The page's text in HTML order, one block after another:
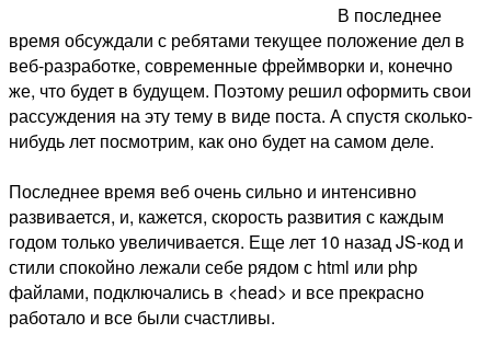
В последнее
время обсуждали с ребятами текущее положение дел в
веб-разработке, современные фреймворки и, конечно
же, что будет в будущем. Поэтому решил оформить свои
рассуждения на эту тему в виде поста. А спустя сколько-
нибудь лет посмотрим, как оно будет на самом деле.
Последнее время веб очень сильно и интенсивно
развивается, и, кажется, скорость развития с каждым
годом только увеличивается. Еще лет 10 назад JS-код и
стили спокойно лежали себе рядом с html или php
файлами, подключались в <head> и все прекрасно
работало и все были счастливы.